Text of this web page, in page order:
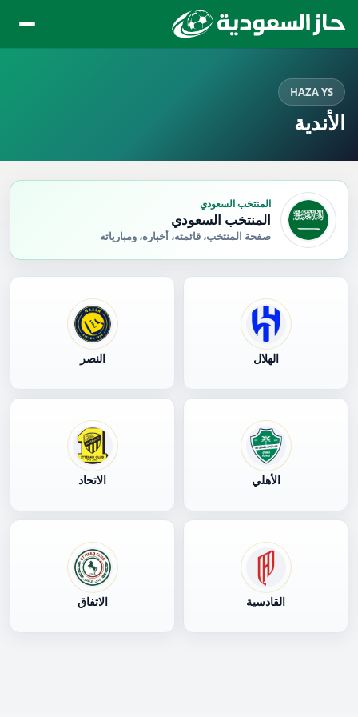
HAZA YS
الأندية
المنتخب السعودي
المنتخب السعودي
صفحة المنتخب، قائمته، أخباره، ومبارياته
الهلال النصر
الأهلي الاتحاد
القادسية الاتفاق